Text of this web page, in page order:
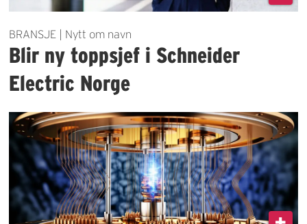
BRANSJE | Nytt om navn
Blir ny toppsjef i Schneider
Electric Norge